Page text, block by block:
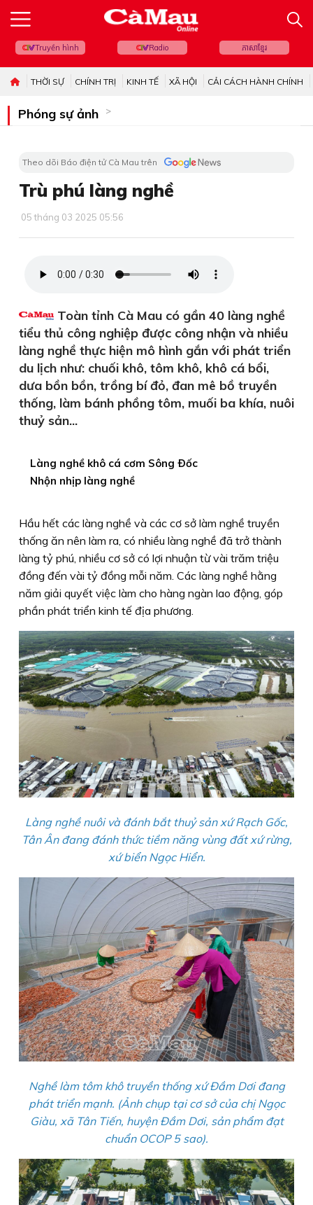
Truyền hình Radio ភាសាខ្មែរ
THỜI SỰ CHÍNH TRỊ KINH TẾ XÃ HỘI CẢI CÁCH HÀNH CHÍNH
Phóng sự ảnh
Theo dõi Báo điện tử Cà Mau trên
Trù phú làng nghề
05 tháng 03 2025 05:56
Toàn tỉnh Cà Mau có gần 40 làng nghề
tiểu thủ công nghiệp được công nhận và nhiều
làng nghề thực hiện mô hình gắn với phát triển
du lịch như: chuối khô, tôm khô, khô cá bổi,
dưa bồn bồn, trồng bí đỏ, đan mê bồ truyền
thống, làm bánh phồng tôm, muối ba khía, nuôi
thuỷ sản...
Làng nghề khô cá cơm Sông Ðốc
Nhộn nhịp làng nghề
Hầu hết các làng nghề và các cơ sở làm nghề truyền
thống ăn nên làm ra, có nhiều làng nghề đã trở thành
làng tỷ phú, nhiều cơ sở có lợi nhuận từ vài trăm triệu
đồng đến vài tỷ đồng mỗi năm. Các làng nghề hằng
năm giải quyết việc làm cho hàng ngàn lao động, góp
phần phát triển kinh tế địa phương.
Làng nghề nuôi và đánh bắt thuỷ sản xứ Rạch Gốc,
Tân Ân đang đánh thức tiềm năng vùng đất xứ rừng,
xứ biển Ngọc Hiển.
Nghề làm tôm khô truyền thống xứ Đầm Dơi đang
phát triển mạnh. (Ảnh chụp tại cơ sở của chị Ngọc
Giàu, xã Tân Tiến, huyện Đầm Dơi, sản phẩm đạt
chuẩn OCOP 5 sao).